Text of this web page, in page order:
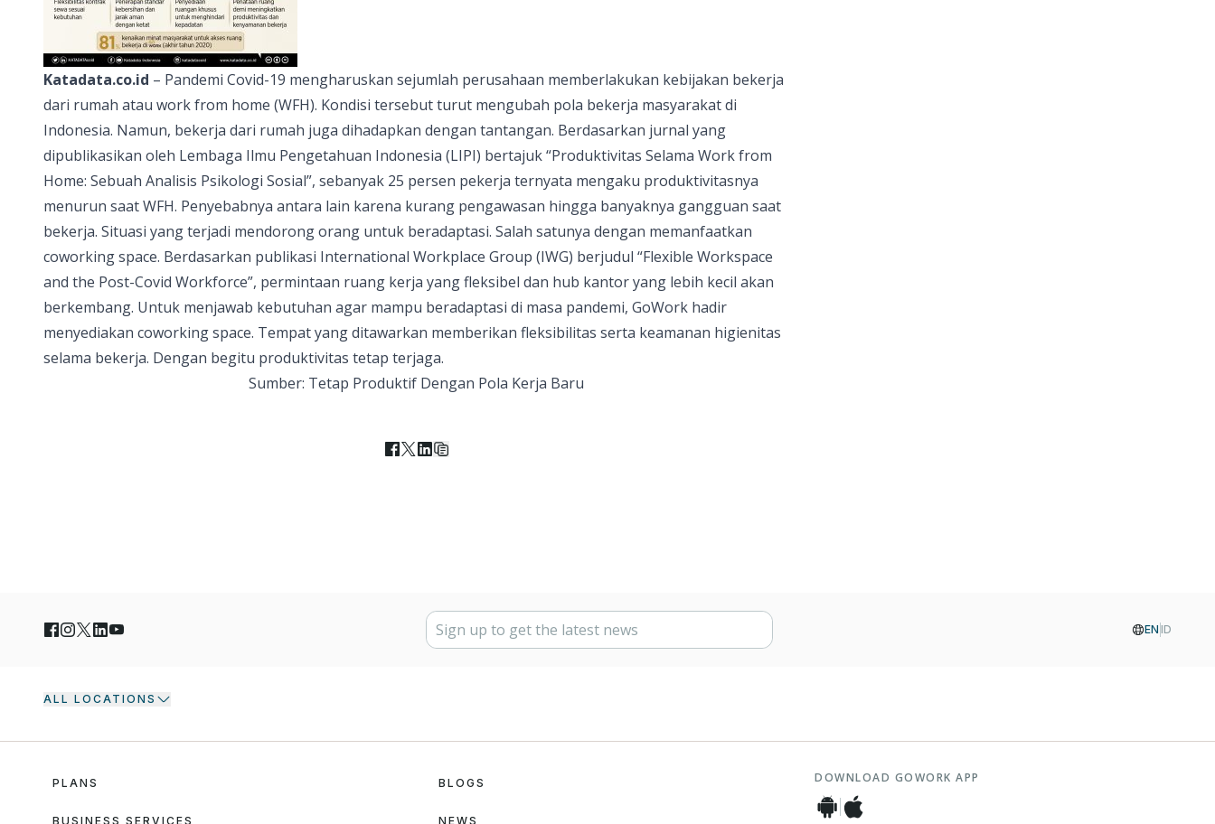
Katadata.co.id – Pandemi Covid-19 mengharuskan sejumlah perusahaan memberlakukan kebijakan bekerja
dari rumah atau work from home (WFH). Kondisi tersebut turut mengubah pola bekerja masyarakat di
Indonesia. Namun, bekerja dari rumah juga dihadapkan dengan tantangan. Berdasarkan jurnal yang
dipublikasikan oleh Lembaga Ilmu Pengetahuan Indonesia (LIPI) bertajuk “Produktivitas Selama Work from
Home: Sebuah Analisis Psikologi Sosial”, sebanyak 25 persen pekerja ternyata mengaku produktivitasnya
menurun saat WFH. Penyebabnya antara lain karena kurang pengawasan hingga banyaknya gangguan saat
bekerja. Situasi yang terjadi mendorong orang untuk beradaptasi. Salah satunya dengan memanfaatkan
coworking space. Berdasarkan publikasi International Workplace Group (IWG) berjudul “Flexible Workspace
and the Post-Covid Workforce”, permintaan ruang kerja yang fleksibel dan hub kantor yang lebih kecil akan
berkembang. Untuk menjawab kebutuhan agar mampu beradaptasi di masa pandemi, GoWork hadir
menyediakan coworking space. Tempat yang ditawarkan memberikan fleksibilitas serta keamanan higienitas
selama bekerja. Dengan begitu produktivitas tetap terjaga.
Sumber: Tetap Produktif Dengan Pola Kerja Baru
EN ID
ALL LOCATIONS
PLANS
BUSINESS SERVICES
BLOGS
NEWS
DOWNLOAD GOWORK APP